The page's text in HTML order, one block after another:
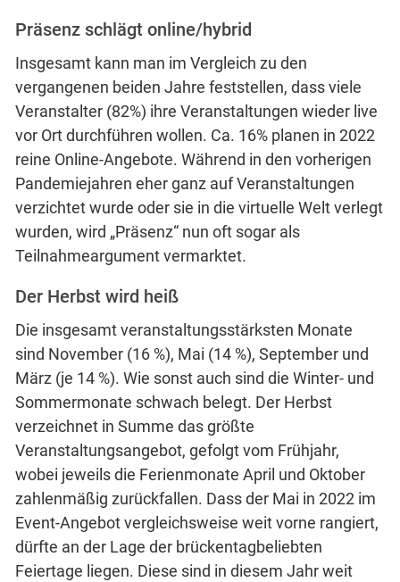
Präsenz schlägt online/hybrid
Insgesamt kann man im Vergleich zu den
vergangenen beiden Jahre feststellen, dass viele
Veranstalter (82%) ihre Veranstaltungen wieder live
vor Ort durchführen wollen. Ca. 16% planen in 2022
reine Online-Angebote. Während in den vorherigen
Pandemiejahren eher ganz auf Veranstaltungen
verzichtet wurde oder sie in die virtuelle Welt verlegt
wurden, wird „Präsenz“ nun oft sogar als
Teilnahmeargument vermarktet.
Der Herbst wird heiß
Die insgesamt veranstaltungsstärksten Monate
sind November (16 %), Mai (14 %), September und
März (je 14 %). Wie sonst auch sind die Winter- und
Sommermonate schwach belegt. Der Herbst
verzeichnet in Summe das größte
Veranstaltungsangebot, gefolgt vom Frühjahr,
wobei jeweils die Ferienmonate April und Oktober
zahlenmäßig zurückfallen. Dass der Mai in 2022 im
Event-Angebot vergleichsweise weit vorne rangiert,
dürfte an der Lage der brückentagbeliebten
Feiertage liegen. Diese sind in diesem Jahr weit